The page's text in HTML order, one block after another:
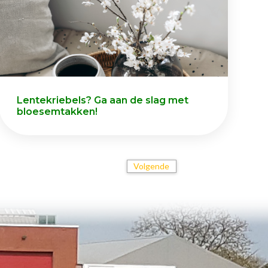
Lentekriebels? Ga aan de slag met
bloesemtakken!
Volgende